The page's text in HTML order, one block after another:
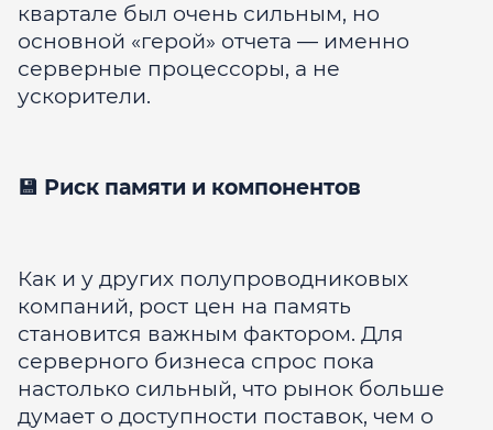
квартале был очень сильным, но
основной «герой» отчета — именно
серверные процессоры, а не
ускорители.
💾 Риск памяти и компонентов
Как и у других полупроводниковых
компаний, рост цен на память
становится важным фактором. Для
серверного бизнеса спрос пока
настолько сильный, что рынок больше
думает о доступности поставок, чем о